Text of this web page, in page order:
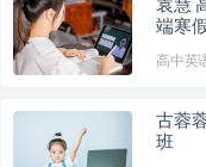
袁慧
端寒
高中英
古蓉
班